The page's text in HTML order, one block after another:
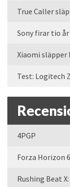
True Caller
Sony firar tio år
Xiaomi släpper
Test: Logitech
4PGP
Forza Horizon 6
Rushing Beat